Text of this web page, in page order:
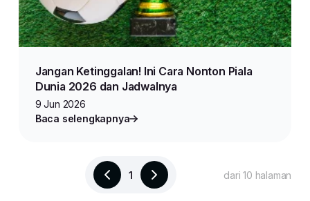
Jangan Ketinggalan! Ini Cara Nonton Piala
Dunia 2026 dan Jadwalnya
9 Jun 2026
Baca selengkapnya
1 dari 10 halaman